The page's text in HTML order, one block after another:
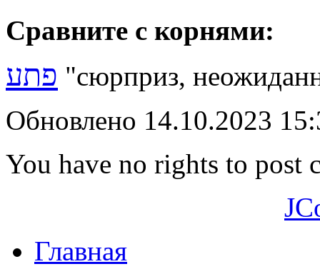
Сравните с корнями:
פתע "сюрприз,
Обновлено 14.10.2023
You have no rights to post
Главная